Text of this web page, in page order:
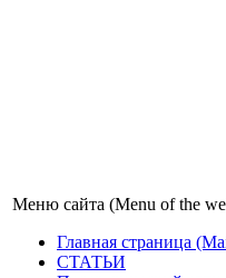
Меню сайта (Menu of the
Главная страница
СТАТЬИ